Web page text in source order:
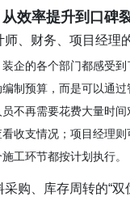
效率提升到口碑
、财务、项目经理
企的各个部门都感受到
制预算，而是可以通
不再需要花费大量时
收支情况；项目经理
工环节都按计划执行。
购、库存周转的“双